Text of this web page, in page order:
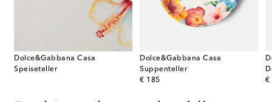
Dolce&Gabbana Casa
Speiseteller
Dolce&Gabbana Casa
Suppenteller
€ 185
original price
€